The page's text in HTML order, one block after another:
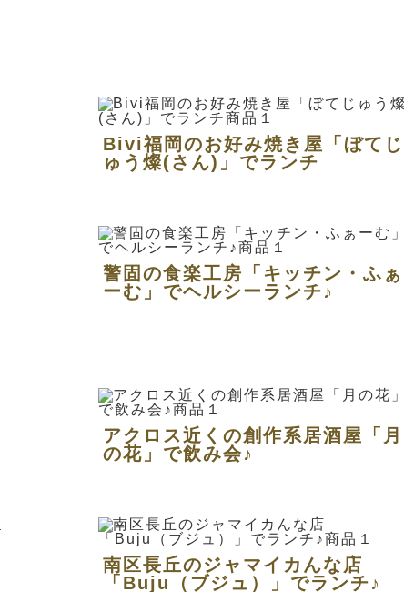
Bivi福岡のお好み焼き屋「ぼてじ
ゅう燦(さん)」でランチ
警固の食楽工房「キッチン・ふぁ
ーむ」でヘルシーランチ♪
アクロス近くの創作系居酒屋「月
の花」で飲み会♪
南区長丘のジャマイカんな店
「Buju（ブジュ）」でランチ♪